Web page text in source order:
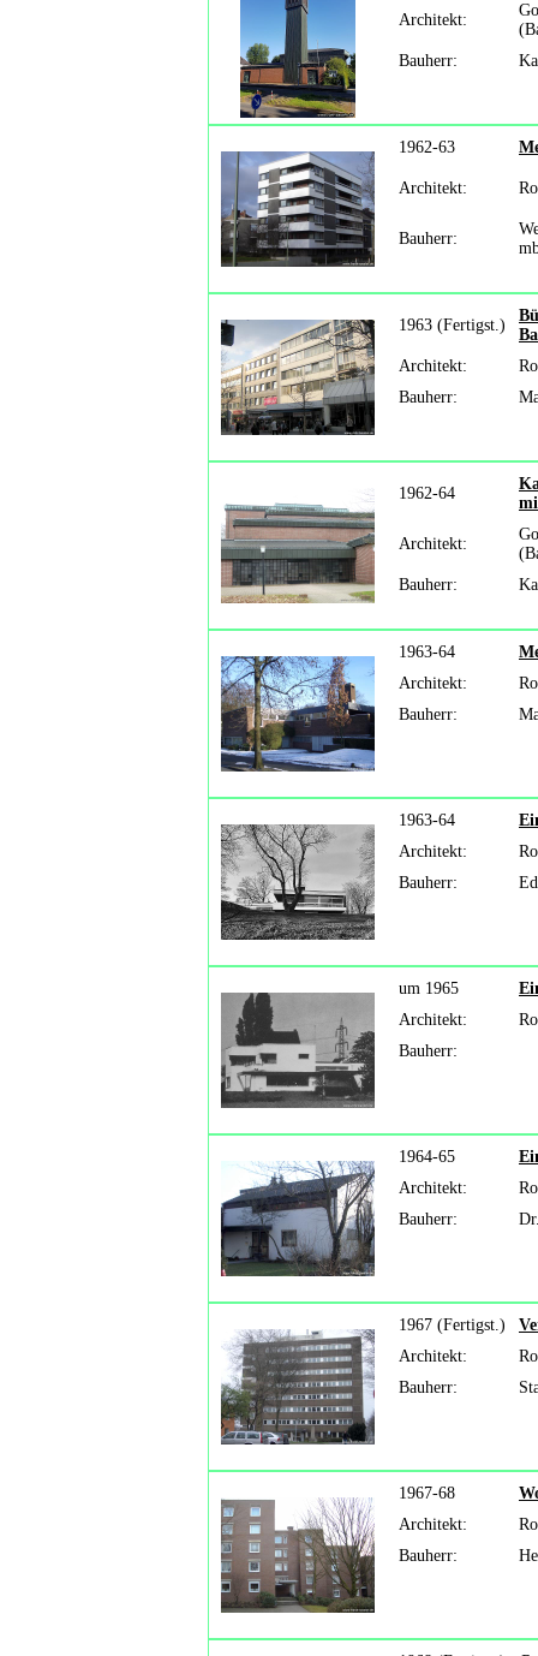
Architekt:
Bauherr:
1962-63
Architekt:
Bauherr:
1963 (Fertigst.)
Architekt:
Bauherr:
1962-64
Architekt:
Bauherr:
1963-64
Architekt:
Bauherr:
1963-64
Architekt:
Bauherr:
um 1965
Architekt:
Bauherr:
1964-65
Architekt:
Bauherr:
1967 (Fertigst.)
Architekt:
Bauherr:
1967-68
Architekt:
Bauherr: